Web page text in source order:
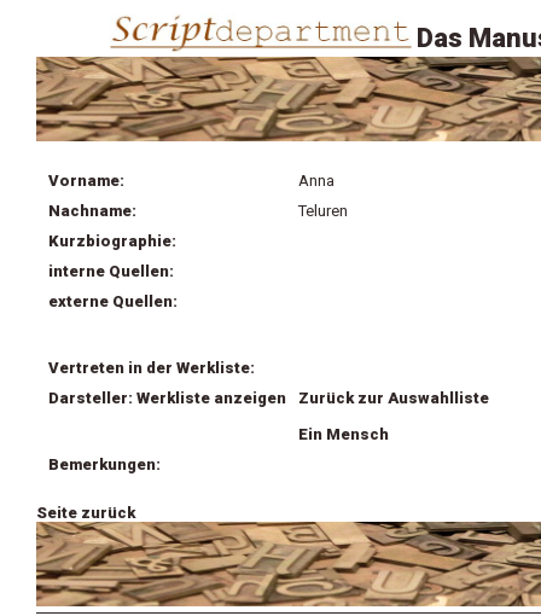
Das
Vorname:
Anna
Nachname:
Teluren
Kurzbiographie:
interne Quellen:
externe Quellen:
Vertreten in der Werkliste:
Darsteller: Werkliste anzeigen
Zurück zur Auswahlliste
Ein Mensch
Bemerkungen:
Seite zurück